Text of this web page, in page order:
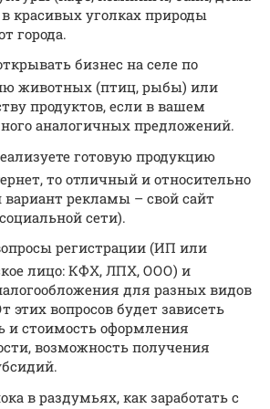
красивых уголках природы
города.
бизнес на селе по
животных (птиц, рыбы) или
продуктов, если в вашем
аналогичных предложений.
готовую продукцию
то отличный и относительно
вариант рекламы – свой сайт
сети).
регистрации (ИП или
лицо: КФХ, ЛПХ, ООО) и
для разных видов
этих вопросов будет зависеть
и стоимость оформления
возможность получения
в раздумьях, как заработать с